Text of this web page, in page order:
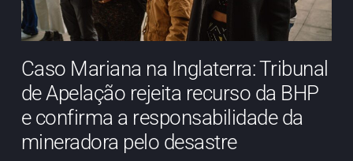
Caso Mariana na Inglaterra: Tribunal
de Apelação rejeita recurso da BHP
e confirma a responsabilidade da
mineradora pelo desastre